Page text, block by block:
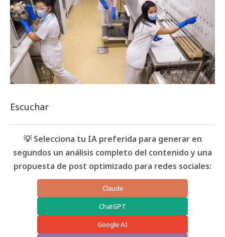
Escuchar
💡 Selecciona tu IA preferida para generar en
segundos un análisis completo del contenido y una
propuesta de post optimizado para redes sociales:
Claude
ChatGPT
Google AI